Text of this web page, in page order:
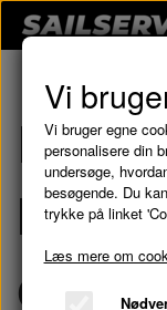
Den
er nu i
Vi
Vi bruger egne
personalisere din
undersøge,
besøgende. Du
trykke på linket
Læs mere om